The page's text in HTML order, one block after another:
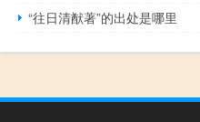
“往日清猷著”的出处是哪里